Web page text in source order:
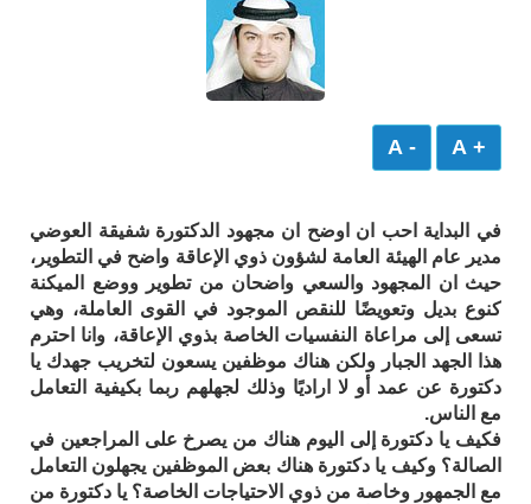
+ A
- A
في البداية احب ان اوضح ان مجهود الدكتورة شفيقة العوضي
مدير عام الهيئة العامة لشؤون ذوي الإعاقة واضح في التطوير،
حيث ان المجهود والسعي واضحان من تطوير ووضع الميكنة
كنوع بديل وتعويضًا للنقص الموجود في القوى العاملة، وهي
تسعى إلى مراعاة النفسيات الخاصة بذوي الإعاقة، وانا احترم
هذا الجهد الجبار ولكن هناك موظفين يسعون لتخريب جهدك يا
دكتورة عن عمد أو لا اراديًا وذلك لجهلهم ربما بكيفية التعامل
مع الناس.
فكيف يا دكتورة إلى اليوم هناك من يصرخ على المراجعين في
الصالة؟ وكيف يا دكتورة هناك بعض الموظفين يجهلون التعامل
مع الجمهور وخاصة من ذوي الاحتياجات الخاصة؟ يا دكتورة من